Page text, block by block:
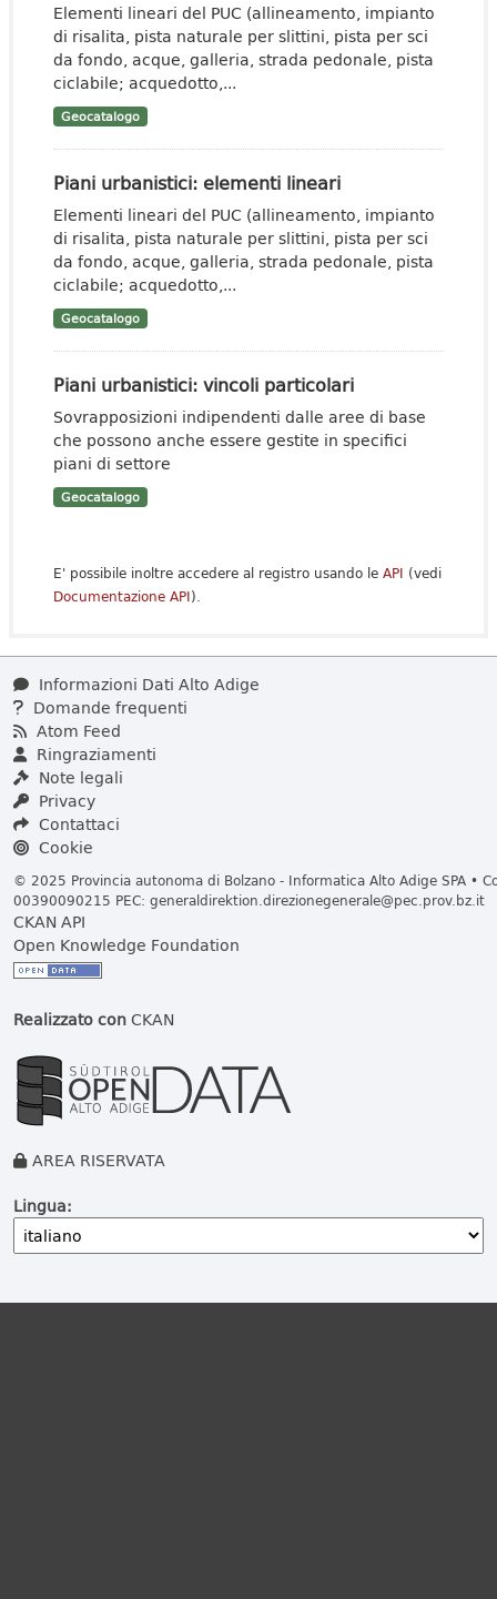
Elementi lineari del PUC (allineamento, impianto
di risalita, pista naturale per slittini, pista per sci
da fondo, acque, galleria, strada pedonale, pista
ciclabile; acquedotto,...
Geocatalogo
Piani urbanistici: elementi lineari
Elementi lineari del PUC (allineamento, impianto
di risalita, pista naturale per slittini, pista per sci
da fondo, acque, galleria, strada pedonale, pista
ciclabile; acquedotto,...
Geocatalogo
Piani urbanistici: vincoli particolari
Sovrapposizioni indipendenti dalle aree di base
che possono anche essere gestite in specifici
piani di settore
Geocatalogo
E' possibile inoltre accedere al registro usando le API (vedi
Documentazione API).
Informazioni Dati Alto Adige
Domande frequenti
Atom Feed
Ringraziamenti
Note legali
Privacy
Contattaci
Cookie
© 2025 Provincia autonoma di Bolzano - Informatica Alto Adige SPA •
00390090215 PEC: generaldirektion.direzionegenerale@pec.prov.bz.it
CKAN API
Open Knowledge Foundation
Realizzato conCKAN
AREA RISERVATA
Lingua